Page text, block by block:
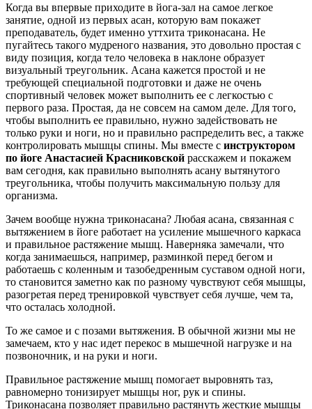
Когда вы впервые приходите в йога-зал на самое легкое
занятие, одной из первых асан, которую вам покажет
преподаватель, будет именно уттхита триконасана. Не
пугайтесь такого мудреного названия, это довольно простая с
виду позиция, когда тело человека в наклоне образует
визуальный треугольник. Асана кажется простой и не
требующей специальной подготовки и даже не очень
спортивный человек может выполнить ее с легкостью с
первого раза. Простая, да не совсем на самом деле. Для того,
чтобы выполнить ее правильно, нужно задействовать не
только руки и ноги, но и правильно распределить вес, а также
контролировать мышцы спины. Мы вместе с инструктором
по йоге Анастасией Красниковской расскажем и покажем
вам сегодня, как правильно выполнять асану вытянутого
треугольника, чтобы получить максимальную пользу для
организма.
Зачем вообще нужна триконасана? Любая асана, связанная с
вытяжением в йоге работает на усиление мышечного каркаса
и правильное растяжение мышц. Наверняка замечали, что
когда занимаешься, например, разминкой перед бегом и
работаешь с коленным и тазобедренным суставом одной ноги,
то становится заметно как по разному чувствуют себя мышцы,
разогретая перед тренировкой чувствует себя лучше, чем та,
что осталась холодной.
То же самое и с позами вытяжения. В обычной жизни мы не
замечаем, кто у нас идет перекос в мышечной нагрузке и на
позвоночник, и на руки и ноги.
Правильное растяжение мышц помогает выровнять таз,
равномерно тонизирует мышцы ног, рук и спины.
Триконасана позволяет правильно растянуть жесткие мышцы